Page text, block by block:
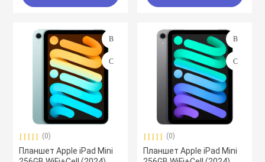
(0)
Планшет Apple iPad Mini
(0)
Планшет Apple iPad Mini